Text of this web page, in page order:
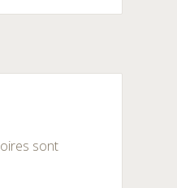
sont